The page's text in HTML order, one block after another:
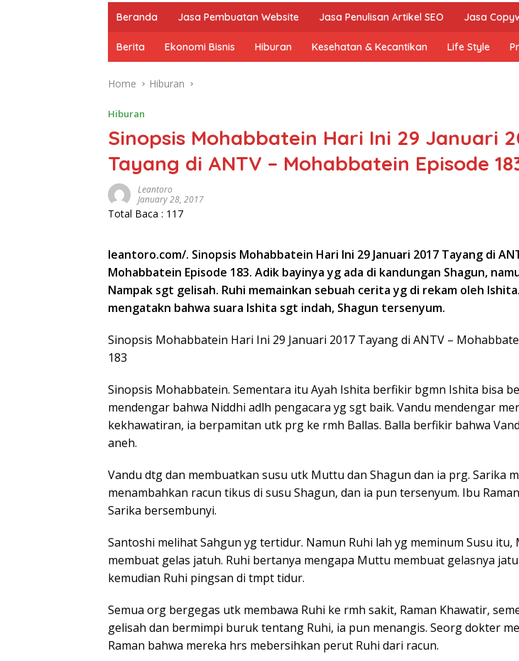
Beranda Jasa Pembuatan Website Jasa Penulisan Artikel SEO Jasa
Berita Ekonomi Bisnis Hiburan Kesehatan & Kecantikan Life Style
Home Hiburan
Hiburan
Sinopsis Mohabbatein Hari Ini 29 Januari
Tayang di ANTV – Mohabbatein Episode
Leantoro
January 28, 2017
Total Baca : 117
leantoro.com/. Sinopsis Mohabbatein Hari Ini 29 Januari 2017 Tayang di
Mohabbatein Episode 183. Adik bayinya yg ada di kandungan Shagun,
Nampak sgt gelisah. Ruhi memainkan sebuah cerita yg di rekam oleh
mengatakn bahwa suara Ishita sgt indah, Shagun tersenyum.
Sinopsis Mohabbatein Hari Ini 29 Januari 2017 Tayang di ANTV –
183
Sinopsis Mohabbatein. Sementara itu Ayah Ishita berfikir bgmn Ishita bisa
mendengar bahwa Niddhi adlh pengacara yg sgt baik. Vandu mendengar
kekhawatiran, ia berpamitan utk prg ke rmh Ballas. Balla berfikir bahwa
aneh.
Vandu dtg dan membuatkan susu utk Muttu dan Shagun dan ia prg. Sarika
menambahkan racun tikus di susu Shagun, dan ia pun tersenyum. Ibu
Sarika bersembunyi.
Santoshi melihat Sahgun yg tertidur. Namun Ruhi lah yg meminum Susu itu,
membuat gelas jatuh. Ruhi bertanya mengapa Muttu membuat gelasnya
kemudian Ruhi pingsan di tmpt tidur.
Semua org bergegas utk membawa Ruhi ke rmh sakit, Raman Khawatir,
gelisah dan bermimpi buruk tentang Ruhi, ia pun menangis. Seorg dokter
Raman bahwa mereka hrs mebersihkan perut Ruhi dari racun.